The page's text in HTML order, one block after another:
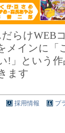
らけWEB
メインに「
!」という
ます
採用情報 プ